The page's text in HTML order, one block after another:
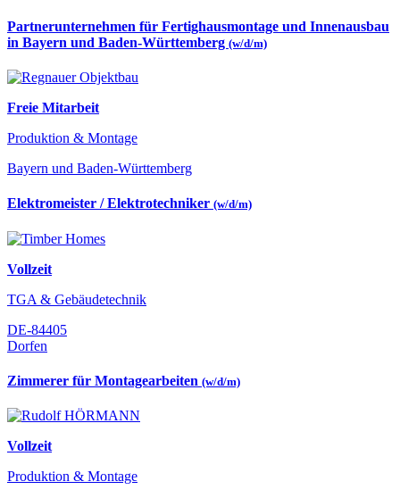
Partnerunternehmen für Fertighausmontage und Innenausbau
in Bayern und Baden-Württemberg (w/d/m)
Freie Mitarbeit
Produktion & Montage
Bayern und Baden-Württemberg
Elektromeister / Elektrotechniker (w/d/m)
Vollzeit
TGA & Gebäudetechnik
DE-84405
Dorfen
Zimmerer für Montagearbeiten (w/d/m)
Vollzeit
Produktion & Montage